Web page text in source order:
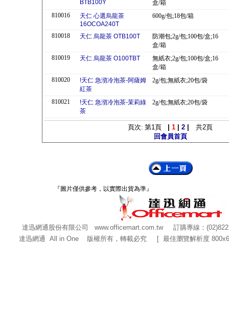
BTB100Y
盒/箱
810016
天仁 心選烏龍茶
16OCOA240T
600g/包;18包/箱
810018 天仁 烏龍茶 OTB100T
防潮包;2g/包;100包/盒;16
盒/箱
810019
天仁 烏龍茶 O100TBT
無紙衣;2g/包;100包/盒;16
盒/箱
810020
!天仁 急沏冷泡茶-阿薩姆
紅茶
2g/包;無紙衣;20包/袋
810021
!天仁 急沏冷泡茶-茉莉綠
茶
2g/包;無紙衣;20包/袋
頁次: 第1頁 1 2 共2頁
回會員首頁
『圖片僅供參考，以實際出貨為準』
達迅網通股份有限公司 www.officemart.com.tw訂購專線：
達迅網通 All in One 版權所有，轉載必究 [ 最佳瀏覽解析度